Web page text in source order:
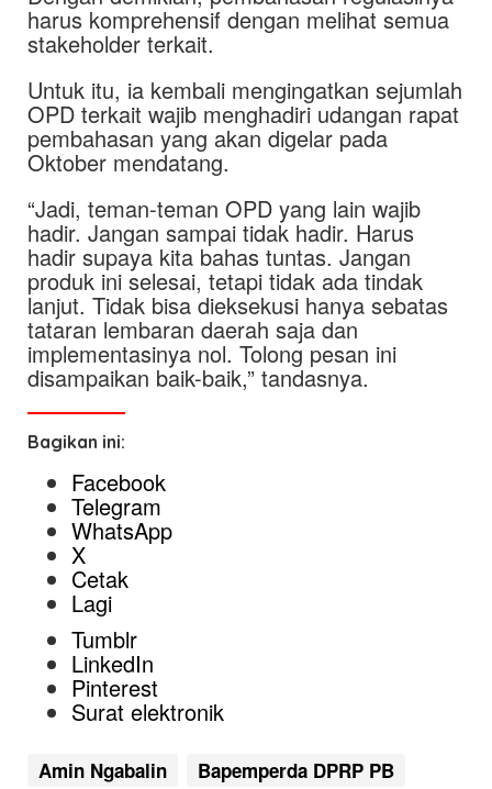
harus komprehensif dengan melihat semua
stakeholder terkait.
Untuk itu, ia kembali mengingatkan sejumlah
OPD terkait wajib menghadiri udangan rapat
pembahasan yang akan digelar pada
Oktober mendatang.
“Jadi, teman-teman OPD yang lain wajib
hadir. Jangan sampai tidak hadir. Harus
hadir supaya kita bahas tuntas. Jangan
produk ini selesai, tetapi tidak ada tindak
lanjut. Tidak bisa dieksekusi hanya sebatas
tataran lembaran daerah saja dan
implementasinya nol. Tolong pesan ini
disampaikan baik-baik,” tandasnya.
Bagikan ini:
Facebook
Telegram
WhatsApp
X
Cetak
Lagi
Tumblr
LinkedIn
Pinterest
Surat elektronik
Amin Ngabalin
Bapemperda DPRP PB